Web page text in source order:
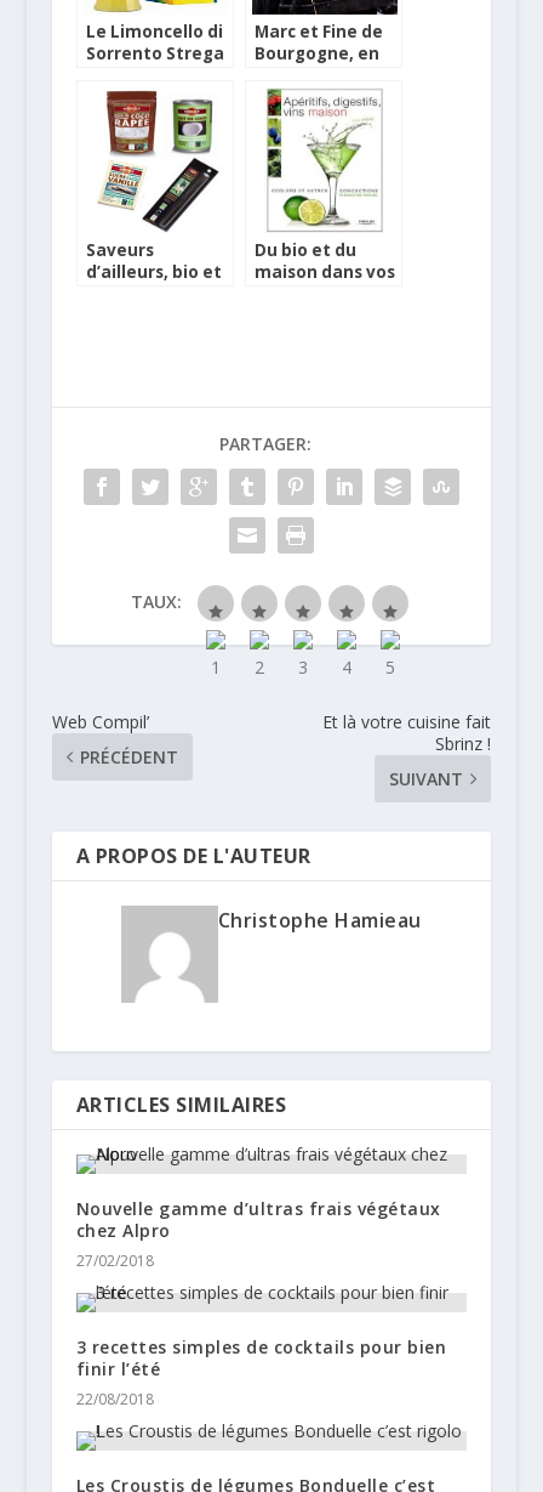
Le Limoncello di
Sorrento Strega
Marc et Fine de
Bourgogne, en
AOC
Saveurs
d’ailleurs, bio et
Du bio et du
maison dans vos
PARTAGER:
TAUX:
Web Compil’
PRÉCÉDENT
Et là votre cuisine fait
Sbrinz !
SUIVANT
A PROPOS DE L'AUTEUR
Christophe Hamieau
ARTICLES SIMILAIRES
Nouvelle gamme d’ultras frais végétaux
chez Alpro
27/02/2018
3 recettes simples de cocktails pour bien
finir l’été
22/08/2018
Les Croustis de légumes Bonduelle c’est